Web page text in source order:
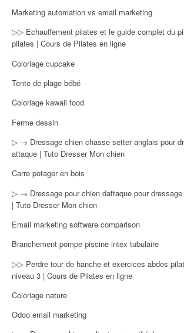
Marketing automation vs email marketing
▷▷ Echauffement pilates et le guide complet du
pilates | Cours de Pilates en ligne
Coloriage cupcake
Tente de plage bébé
Coloriage kawaii food
Ferme dessin
▷ → Dressage chien chasse setter anglais pour
attaque | Tuto Dresser Mon chien
Carre potager en bois
▷ → Dressage pour chien dattaque pour
| Tuto Dresser Mon chien
Email marketing software comparison
Branchement pompe piscine intex tubulaire
▷▷ Perdre tour de hanche et exercices abdos
niveau 3 | Cours de Pilates en ligne
Coloriage nature
Odoo email marketing